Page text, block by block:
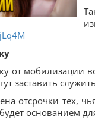
от мобилизации
заставить
отсрочки тех,
основанием